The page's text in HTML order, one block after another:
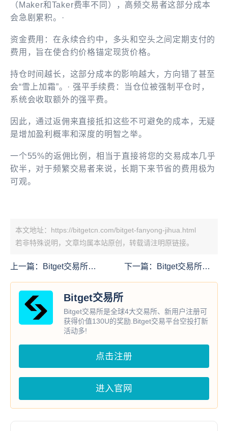
（Maker和Taker费率不同），高频交易者这部分成本
会急剧累积。·
资金费用：在永续合约中，多头和空头之间定期支付的
费用，旨在使合约价格锚定现货价格。
持仓时间越长，这部分成本的影响越大，方向错了甚至
会“雪上加霜”。· 强平手续费：当仓位被强制平仓时，
系统会收取额外的强平费。
因此，通过返佣来直接抵扣这些不可避免的成本，无疑
是增加盈利概率和深度的明智之举。
一个55%的返佣比例，相当于直接将您的交易成本几乎
砍半，对于频繁交易者来说，长期下来节省的费用极为
可观。
本文地址：https://bitgetcn.com/bitget-fanyong-jihua.html
若非特殊说明，文章均属本站原创，转载请注明原链接。
上一篇：
Bitget交易所推
功能
下一篇： Bitget交易所：
Bitget交易所
Bitget交易所是全球4大交易所、新用户注册可
获得价值130U的奖励.Bitget交易平台空投打新
活动多!
点击注册
进入官网